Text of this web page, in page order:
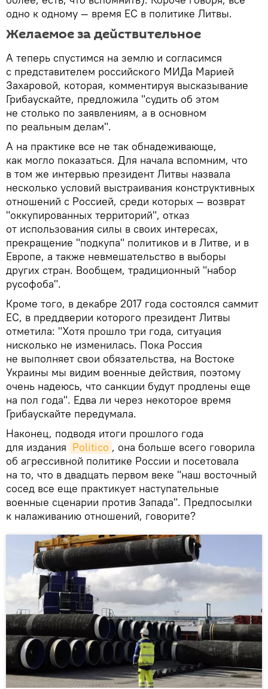
одно к одному — время ЕС в политике Литвы.
Желаемое за действительное
А теперь спустимся на землю и согласимся
с представителем российского МИДа Марией
Захаровой, которая, комментируя высказывание
Грибаускайте, предложила "судить об этом
не столько по заявлениям, а в основном
по реальным делам".
А на практике все не так обнадеживающе,
как могло показаться. Для начала вспомним, что
в том же интервью президент Литвы назвала
несколько условий выстраивания конструктивных
отношений с Россией, среди которых — возврат
"оккупированных территорий", отказ
от использования силы в своих интересах,
прекращение "подкупа" политиков и в Литве, и в
Европе, а также невмешательство в выборы
других стран. Вообщем, традиционный "набор
русофоба".
Кроме того, в декабре 2017 года состоялся саммит
ЕС, в преддверии которого президент Литвы
отметила: "Хотя прошло три года, ситуация
нисколько не изменилась. Пока Россия
не выполняет свои обязательства, на Востоке
Украины мы видим военные действия, поэтому
очень надеюсь, что санкции будут продлены еще
на пол года". Едва ли через некоторое время
Грибаускайте передумала.
Наконец, подводя итоги прошлого года
для издания Politico , она больше всего говорила
об агрессивной политике России и посетовала
на то, что в двадцать первом веке "наш восточный
сосед все еще практикует наступательные
военные сценарии против Запада". Предпосылки
к налаживанию отношений, говорите?